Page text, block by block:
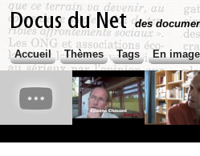
des
Accueil Thèmes Tags En